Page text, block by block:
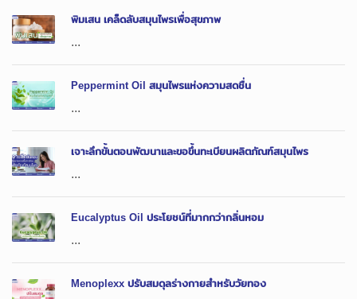
พิมเสน เคล็ดลับสมุนไพรเพื่อสุขภาพ
...
Peppermint Oil สมุนไพรแห่งความสดชื่น
...
เจาะลึกขั้นตอนพัฒนาและขอขึ้นทะเบียนผลิตภัณฑ์สมุนไพร
...
Eucalyptus Oil ประโยชน์ที่มากกว่ากลิ่นหอม
...
Menoplexx ปรับสมดุลร่างกายสำหรับวัยทอง